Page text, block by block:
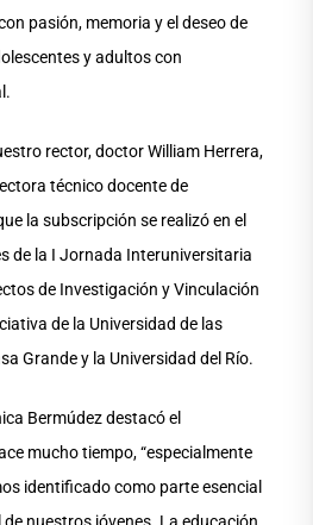
pasión, memoria y el deseo de
y adultos con
rector, doctor William Herrera,
técnico docente de
la subscripción se realizó en el
de la I Jornada Interuniversitaria
de Investigación y Vinculación
de la Universidad de las
Grande y la Universidad del Río.
Bermúdez destacó el
mucho tiempo, “especialmente
identificado como parte esencial